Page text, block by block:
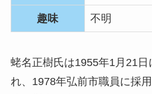
趣味 不明
蛯名正樹氏は1955年1月21日
れ、1978年弘前市職員に採